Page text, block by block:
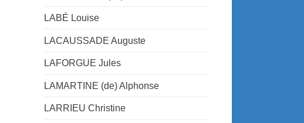
LABÉ Louise
LACAUSSADE Auguste
LAFORGUE Jules
LAMARTINE (de) Alphonse
LARRIEU Christine